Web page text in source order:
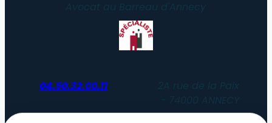
04.50.32.00.11